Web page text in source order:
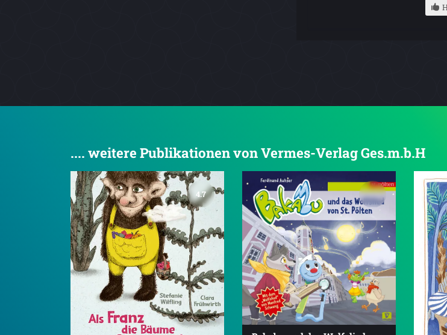
.... weitere Publikationen von Vermes-Verlag Ges.m.b.H
4.7